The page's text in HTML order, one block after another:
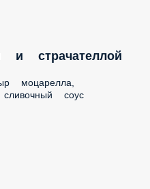
страчателлой
моцарелла,
соус